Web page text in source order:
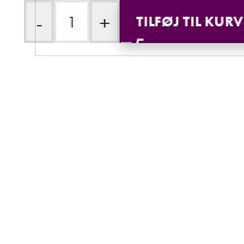
- + TILFØJ TIL KURV